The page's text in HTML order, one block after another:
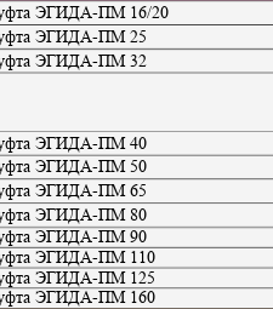
ЭГИДА-ПМ 16/20
ЭГИДА-ПМ25
ЭГИДА-ПМ 32
ЭГИДА-ПМ 40
ЭГИДА-ПМ 50
ЭГИДА-ПМ 65
ЭГИДА-ПМ 80
ЭГИДА-ПМ 90
ЭГИДА-ПМ 110
ЭГИДА-ПМ 125
ЭГИДА-ПМ 160